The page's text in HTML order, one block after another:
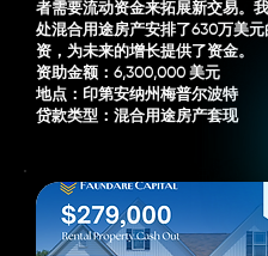
者需要流动资金来拓展新交易。
处混合用途房产安排了630万美
资，为未来的增长提供了资金。
资助金额：6,300,000 美元
地点：印第安纳州梅普尔波特
贷款类型：混合用途房产套现